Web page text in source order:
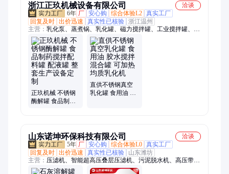
浙江正玖机械设备有限公司
洽谈
6年 厂 安心购 综合体验L2 真实工厂
回复及时 出价迅速 真实性已核验 浙江温州
主营： 乳化泵、蒸煮锅、乳化罐、磁力搅拌罐、工业搅拌罐、小
型搅拌罐、加热搅拌罐、溶解罐、夹层锅、反应釜、啤酒储罐、
大型储罐、cip清洗机、啤酒发酵罐、蒸汽冷热缸、磁力搅拌机、
果酒发酵罐、不锈钢储罐、生物发酵罐、cip清洗系统、不锈钢发
酵罐、电加热冷热缸、电加热发酵罐、实验室搅拌机、立式醋酸
发酵罐
正玖机械 不锈钢
酶解罐 食品制药
直供不锈钢真空
乳化罐 食用油 胶
山东诺坤环保科技有限公司
洽谈
5年 厂 安心购 综合体验L0 真实工厂
回复及时 出价迅速 真实性已核验
山东潍坊
主营： 压滤机、智能超高压叠层压滤机、污泥脱水机、高压带式
压滤机、吸泥机、污泥深度处理设备、全自动加药装置、橡胶带